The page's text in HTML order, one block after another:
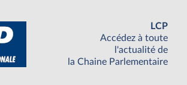
LCP
Accédez à toute
l'actualité de
la Chaine Parlementaire